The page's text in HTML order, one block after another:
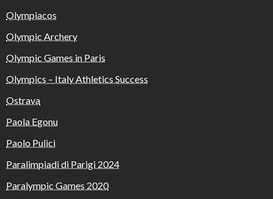
Olympiacos
Olympic Archery
Olympic Games in Paris
Olympics – Italy Athletics Success
Ostrava
Paola Egonu
Paolo Pulici
Paralimpiadi di Parigi 2024
Paralympic Games 2020